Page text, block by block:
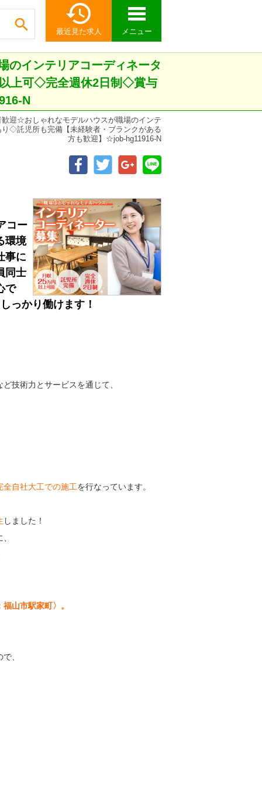
 
最近見た求人 メニュー
のインテリアコーディネータ
上可◇完全週休2日制◇賞与
N
歓迎☆おしゃれなモデルハウスが職場のインテ
◇託児所も完備【未経験者・ブランクがある
方も歓迎】☆job-hg11916-N
コー
環境
事に
同士
で
っかり働けます！
技術力とサービスを通じて、
全自社大工での施工を行なっています。
しました！
山市駅家町〉。
、